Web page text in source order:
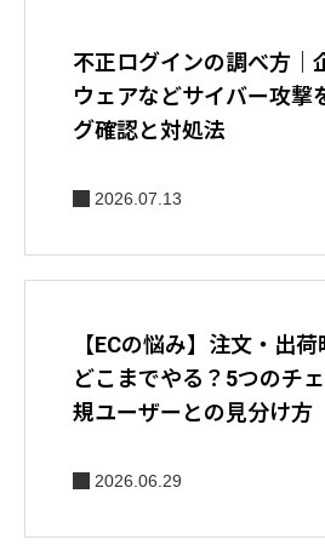
不正ログインの調べ方｜
ウェアなどサイバー攻撃
グ確認と対処法
2026.07.13
【ECの悩み】注文・出荷
どこまでやる？5つのチ
規ユーザーとの見分け方
2026.06.29